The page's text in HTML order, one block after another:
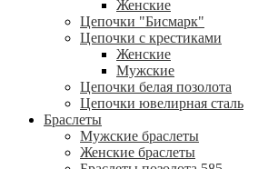
Женские
Цепочки "Бисмарк"
Цепочки с крестиками
Женские
Мужские
Цепочки белая позолота
Цепочки ювелирная сталь
Браслеты
Мужские браслеты
Женские браслеты